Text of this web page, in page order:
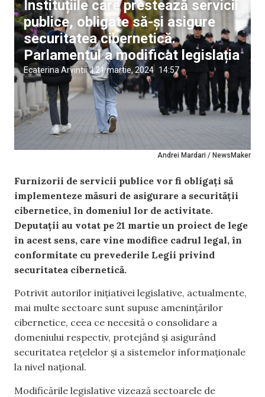
Andrei Mardari / NewsMaker
Instituțiile care prestează servicii
publice, obligate să-și asigure
securitatea cibernetică.
Parlamentul a modificat legislația
Ecaterina Arvintii |21 martie, 2024 14:57
Furnizorii de servicii publice vor fi obligați să
implementeze măsuri de asigurare a securității
cibernetice, în domeniul lor de activitate.
Deputații au votat pe 21 martie un proiect de lege
în acest sens, care vine modifice cadrul legal, în
conformitate cu prevederile Legii privind
securitatea cibernetică.
Potrivit autorilor inițiativei legislative, actualmente,
mai multe sectoare sunt supuse amenințărilor
cibernetice, ceea ce necesită o consolidare a
domeniului respectiv, protejând și asigurând
securitatea rețelelor și a sistemelor informaționale
la nivel național.
Modificările legislative vizează sectoarele de